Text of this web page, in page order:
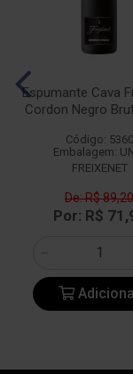
Espumante Cava
Cordon Negro
Código: 5360
Embalagem:
FREIXENET
De: R$ 89,20
Por: R$